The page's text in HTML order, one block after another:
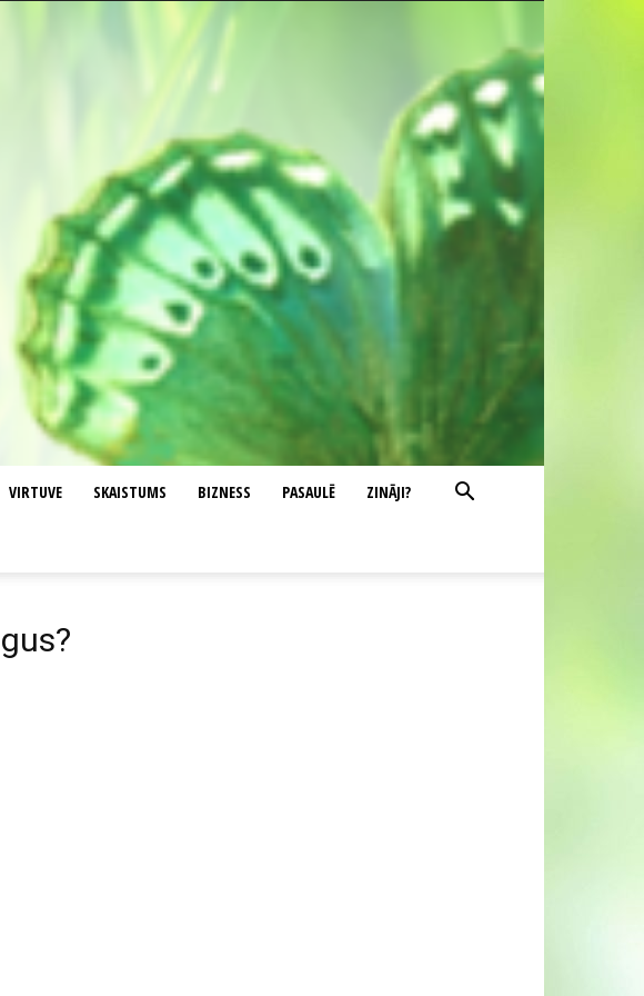
VIRTUVE SKAISTUMS BIZNESS PASAULĒ ZINĀJI?